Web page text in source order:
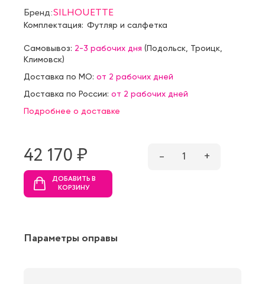
Бренд:SILHOUETTE
Комплектация: Футляр и салфетка
Самовывоз: 2-3 рабочих дня (Подольск Троицк
Климовск)
Доставка по МО: от 2 рабочих дней
Доставка по России: от 2 рабочих дней
Подробнее о доставке
42 170 ₷ – 1 +
ДОБАВИТЬ В
КОРЗИНУ
Параметры оправы